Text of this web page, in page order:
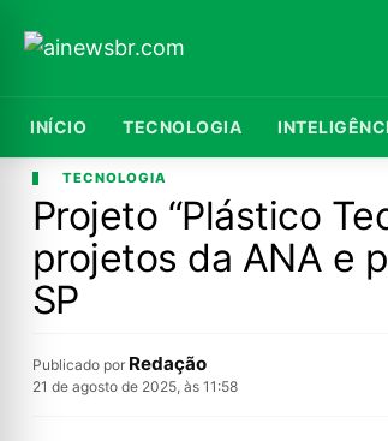
INÍCIO TECNOLOGIA
TECNOLOGIA
Projeto “Plástico
projetos da ANA e
SP
Publicado por Redação
21 de agosto de 2025, às 11:58